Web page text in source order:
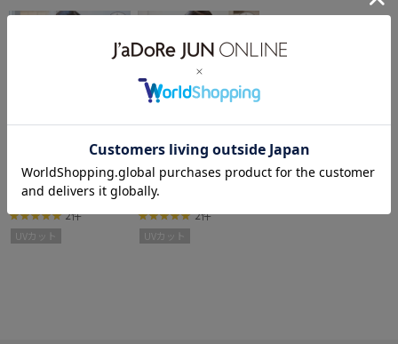
ROPÉ PICNIC KIDS
【KIDS/キッズ】アソー
ト柄ラッシュガード/UV
カット
¥2,789
2件
UVカット
35%OFF
ROPÉ PICNIC KIDS
【KIDS/キッズ】アソー
ト柄ラッシュガード/UV
¥2,789
2件
UVカット